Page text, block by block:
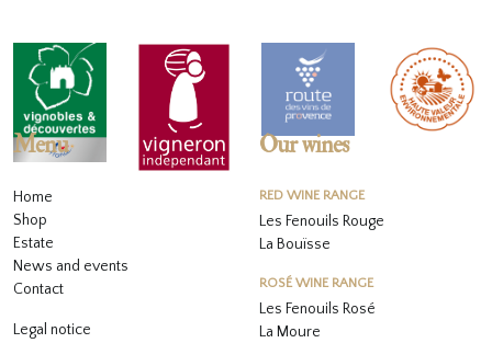
Menu
Home
Shop
Estate
News and events
Contact
Legal notice
Our wines
RED WINE RANGE
Les Fenouils Rouge
La Bouïsse
ROSÉ WINE RANGE
Les Fenouils Rosé
La Moure